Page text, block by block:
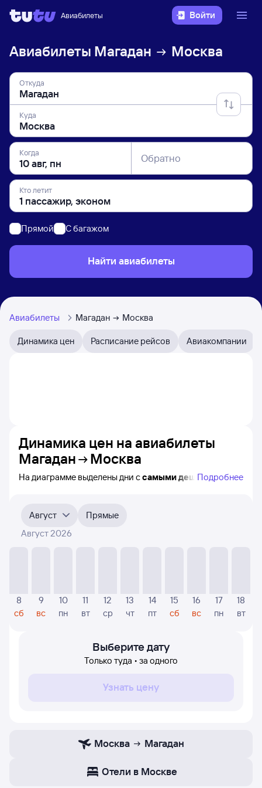
Авиабилеты Войти
Авиабилеты Магадан Москва
Откуда
Куда
Когда Обратно
Кто летит
Прямой C багажом
Найти авиабилеты
Авиабилеты Магадан Москва
Динамика цен Расписание рейсов Авиакомпании
Динамика цен на авиабилеты
Магадан
Москва
На диаграмме выделены дни ссамыми дешёвыми
5 месяца. Выберите дату, перейдите по клику к поиску
авиабилетов и просмотру
Если никто не искал авиабилетов по маршруту
Магадан — Москва, то цены могут отсутствовать
частично или полностью. В этом случае заполните
Подробнее
Август
Прямые
Август 2026
8
сб
9
вс
10
пн
11
вт
12
ср
13
чт
14
пт
15
сб
16
вс
17
пн
18
вт
Выберите дату
Только туда • за одного
Узнать цену
Москва Магадан
Отели в Москве